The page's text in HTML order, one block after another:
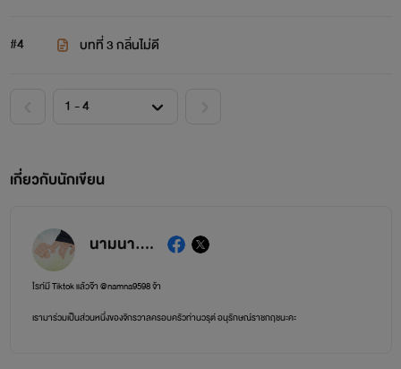
#4 บทที่ 3 กลิ่นไม่ดี
เกี่ยวกับนักเขียน
นามนา....
ไรท์มี Tiktok แล้วจ๊า @namna9598 จ้า
เรามาร่วมเป็นส่วนหนึ่งของจักรวาลครอบครัวท่านวรุต์ อนุรักษณ์ราชกฤชนะคะ